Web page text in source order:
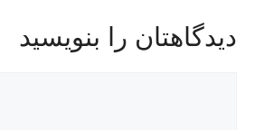
دیدگاهتان را بنویسید